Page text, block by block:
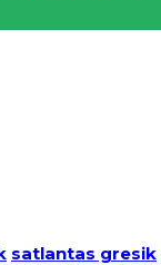
satlantas gresik